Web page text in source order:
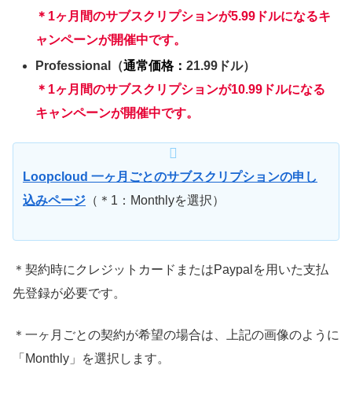
＊1ヶ月間のサブスクリプションが5.99ドルになるキ
ャンペーンが開催中です。
Professional（通常価格：21.99ドル）
＊1ヶ月間のサブスクリプションが10.99ドルになる
キャンペーンが開催中です。
Loopcloud 一ヶ月ごとのサブスクリプションの申し
込みページ （＊1：Monthlyを選択）
＊契約時にクレジットカードまたはPaypalを用いた支払
先登録が必要です。
＊一ヶ月ごとの契約が希望の場合は、上記の画像のように
「Monthly」を選択します。